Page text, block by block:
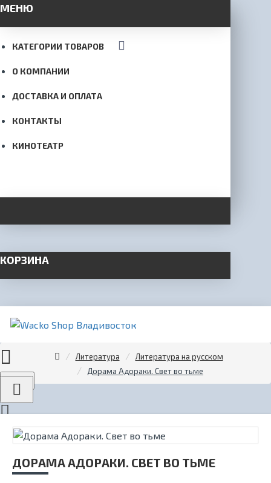
МЕНЮ
КАТЕГОРИИ ТОВАРОВ
О КОМПАНИИ
ДОСТАВКА И ОПЛАТА
КОНТАКТЫ
КИНОТЕАТР
КОРЗИНА
Menu
Литература
Литература на русском
Дорама Адораки. Свет во тьме
ДОРАМА АДОРАКИ. СВЕТ ВО ТЬМЕ